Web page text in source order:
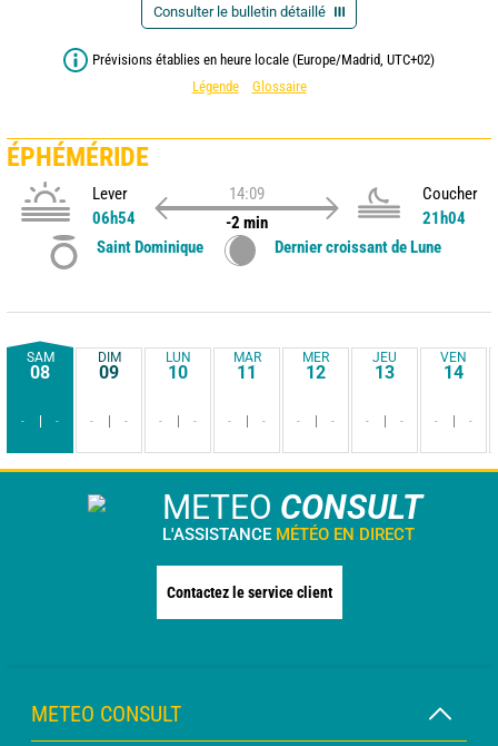
Consulter le bulletin détaillé
Prévisions établies en heure locale (Europe/Madrid, UTC+02)
Légende
Glossaire
ÉPHÉMÉRIDE
Lever
06h54
14:09
-2 min
Coucher
21h04
Saint Dominique
Dernier croissant de Lune
SAM
08
- -
DIM
09
- -
LUN
10
- -
MAR
11
- -
MER
12
- -
JEU
13
- -
VEN
14
- -
METEO CONSULT
L'ASSISTANCE MÉTÉO EN DIRECT
Contactez le service client
METEO CONSULT